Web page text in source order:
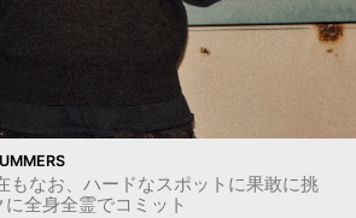
もなお、ハードなスポットに果敢に挑
全身全霊でコミット